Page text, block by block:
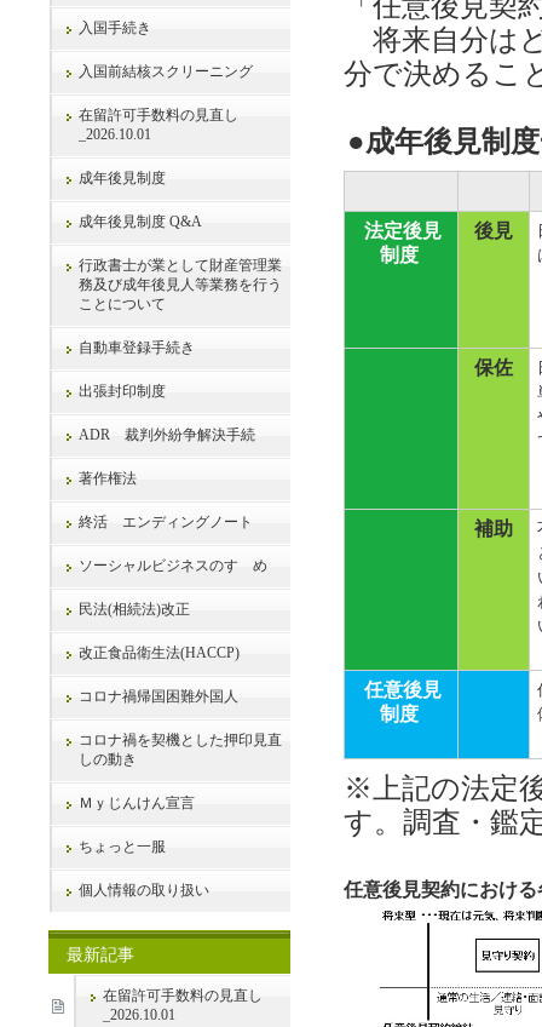
将来自分は
分で決めるこ
●成年後見制
法定後見
制度
後見
保佐
補助
任意後見
制度
※上記の法定
す。調査・鑑
任意後見契約におけ
入国手続き
入国前結核スクリーニング
在留許可手数料の見直し
_2026.10.01
成年後見制度
成年後見制度 Q&A
行政書士が業として財産管理業
務及び成年後見人等業務を行う
ことについて
自動車登録手続き
出張封印制度
ADR 裁判外紛争解決手続
著作権法
終活 エンディングノート
ソーシャルビジネスのすゝめ
民法(相続法)改正
改正食品衛生法(HACCP)
コロナ禍帰国困難外国人
コロナ禍を契機とした押印見直
しの動き
Ｍｙじんけん宣言
ちょっと一服
個人情報の取り扱い
最新記事
在留許可手数料の見直し
_2026.10.01